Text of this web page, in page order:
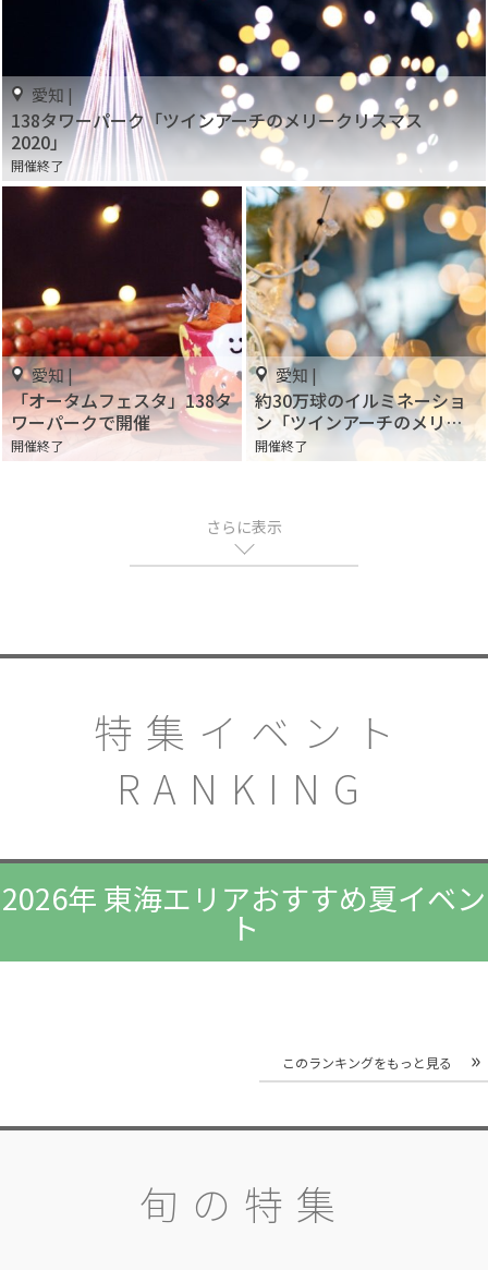
愛知 |
138タワーパーク「ツインアーチのメリークリスマス
2020」
開催終了
愛知 |
「オータムフェスタ」138タ
ワーパークで開催
開催終了
愛知 |
約30万球のイルミネーショ
ン「ツインアーチのメリー
クリスマス」
開催終了
さらに表示
特集イベント
RANKING
2026年 東海エリアおすすめ夏イベン
ト
このランキングをもっと見る
旬の特集